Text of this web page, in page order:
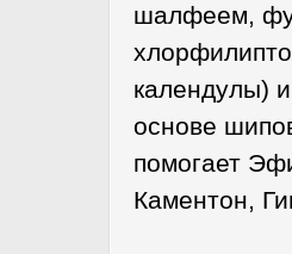
шалфеем,
календулы)
основе
помогает
Каментон,